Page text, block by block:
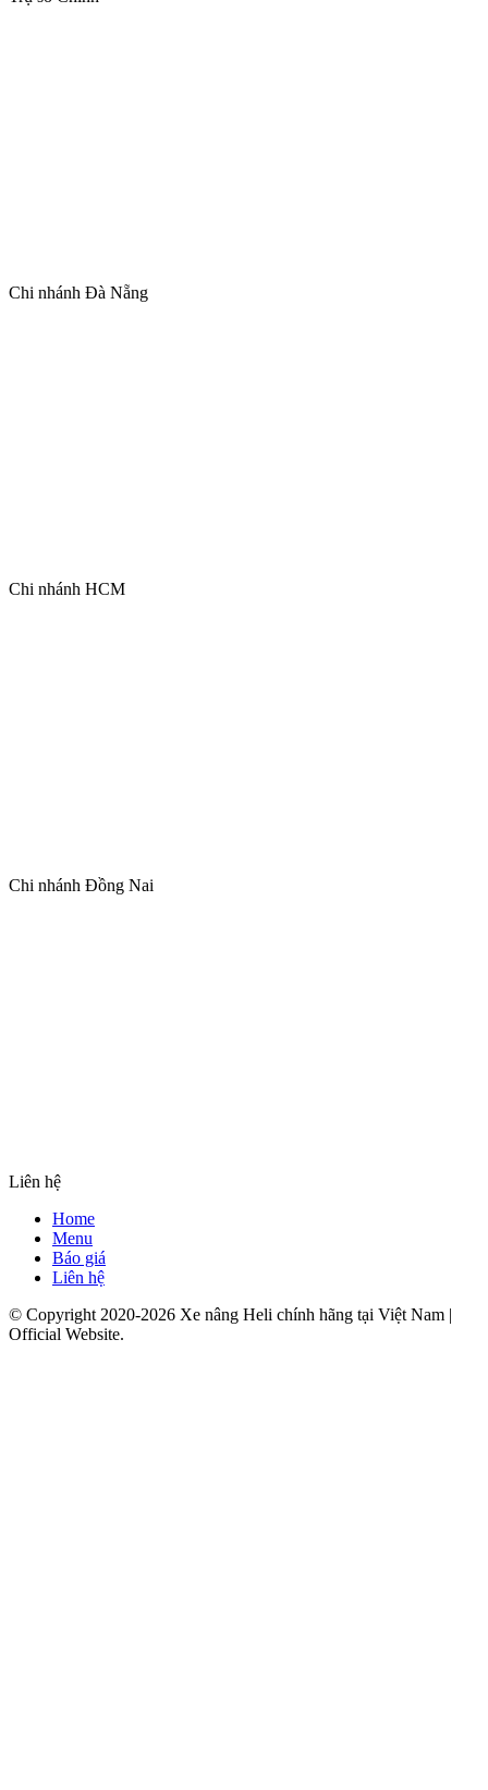
Chi nhánh Đà Nẵng
Chi nhánh HCM
Chi nhánh Đồng Nai
Liên hệ
Home
Menu
Báo giá
Liên hệ
© Copyright 2020-2026 Xe nâng Heli chính hãng tại Việt Nam |
Official Website.